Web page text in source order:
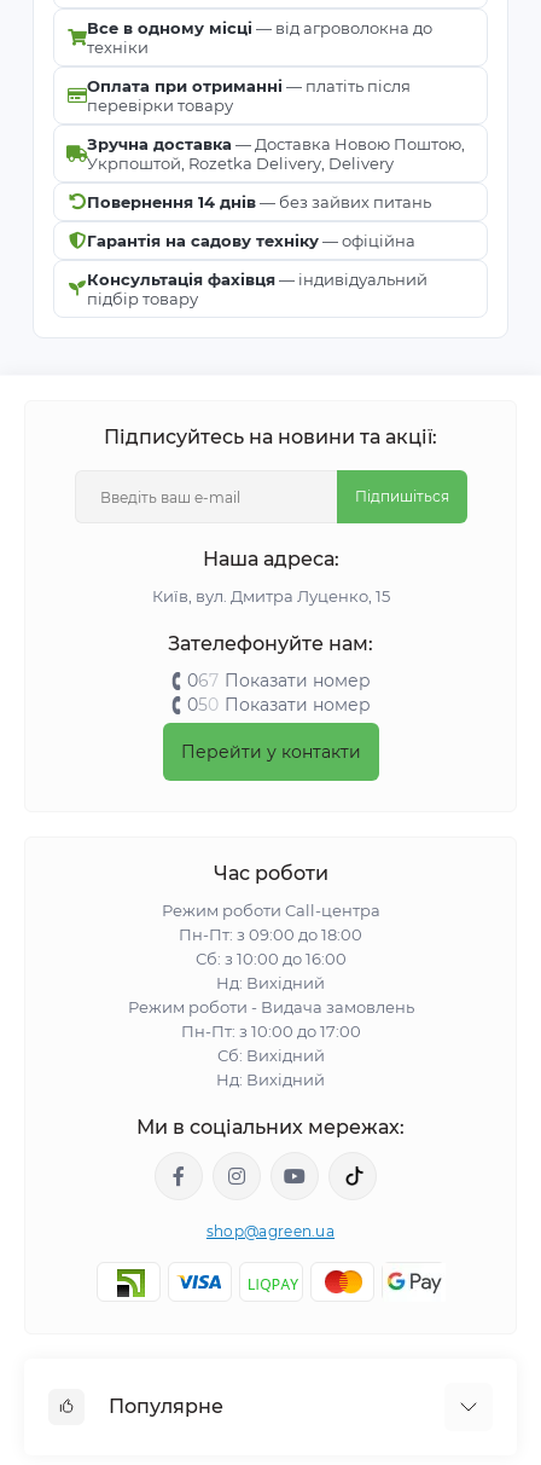
Все в одному місці— від агроволокна до
техніки
Оплата при отриманні— платіть після
перевірки товару
Зручна доставка — Доставка Новою Поштою,
Укрпоштой, Rozetka Delivery, Delivery
Повернення 14 днів— без зайвих питань
Гарантія на садову техніку— офіційна
Консультація фахівця— індивідуальний
підбір товару
Підписуйтесь на новини та акції:
Підпишіться
Наша адреса:
Київ, вул. Дмитра Луценко, 15
Зателефонуйте нам:
067 Показати номер
050 Показати номер
Перейти у контакти
Час роботи
Режим роботи Call-центра
Пн-Пт: з 09:00 до 18:00
Сб: з 10:00 до 16:00
Нд: Вихідний
Режим роботи - Видача замовлень
Пн-Пт: з 10:00 до 17:00
Сб: Вихідний
Нд: Вихідний
Ми в соціальних мережах:
shop@agreen.ua
Популярне